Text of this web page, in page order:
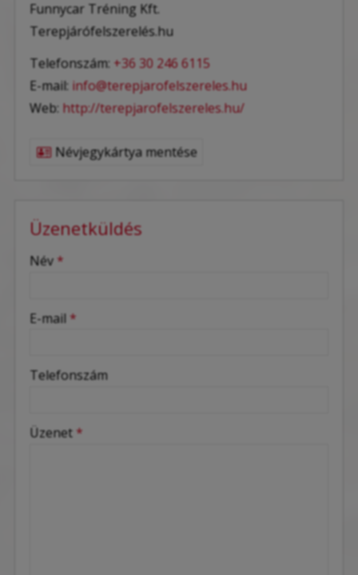
Funnycar Tréning Kft.
Terepjárófelszerelés.hu
Telefonszám: +36 30 246 6115
E-mail: info@terepjarofelszereles.hu
Web: http://terepjarofelszereles.hu/
Névjegykártya mentése
Üzenetküldés
-
-
-
Név *
E-mail *
Telefonszám
Üzenet *